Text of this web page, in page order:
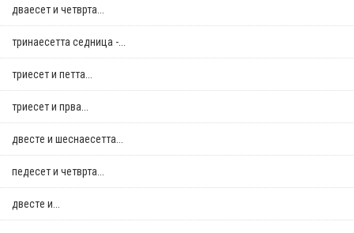
дваесет и четврта...
тринаесетта седница -...
триесет и петта...
триесет и прва...
двестe и шеснаесетта...
педесет и четврта...
двестe и...